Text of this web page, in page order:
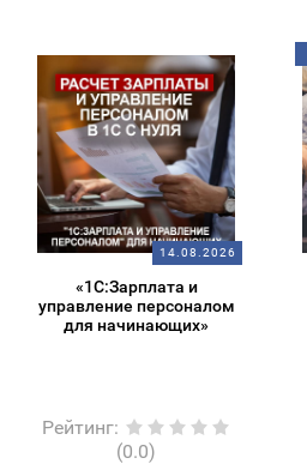
14.08.2026
«1С:Зарплата и
управление персоналом
для начинающих»
Рейтинг:
(0.0)